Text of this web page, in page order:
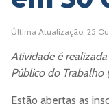
Última Atualização: 25
Atividade é
Público do Trabalho
Estão abertas as